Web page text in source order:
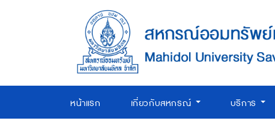
หน้าแรก เกี่ยวกับสหกรณ์ บริการ